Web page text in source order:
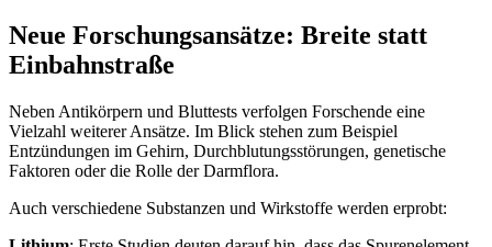
Neue Forschungsansätze: Breite statt
Einbahnstraße
Neben Antikörpern und Bluttests verfolgen Forschende eine
Vielzahl weiterer Ansätze. Im Blick stehen zum Beispiel
Entzündungen im Gehirn, Durchblutungsstörungen, genetische
Faktoren oder die Rolle der Darmflora.
Auch verschiedene Substanzen und Wirkstoffe werden erprobt: